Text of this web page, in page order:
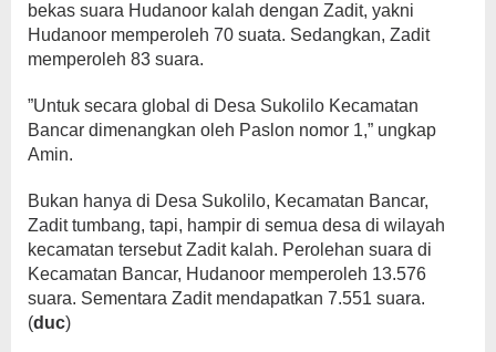
bekas suara Hudanoor kalah dengan Zadit, yakni
Hudanoor memperoleh 70 suata. Sedangkan, Zadit
memperoleh 83 suara.
”Untuk secara global di Desa Sukolilo Kecamatan
Bancar dimenangkan oleh Paslon nomor 1,” ungkap
Amin.
Bukan hanya di Desa Sukolilo, Kecamatan Bancar,
Zadit tumbang, tapi, hampir di semua desa di wilayah
kecamatan tersebut Zadit kalah. Perolehan suara di
Kecamatan Bancar, Hudanoor memperoleh 13.576
suara. Sementara Zadit mendapatkan 7.551 suara.
(duc)